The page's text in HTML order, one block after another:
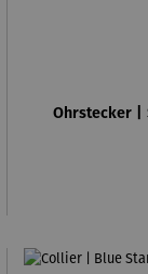
Ohrstecker |